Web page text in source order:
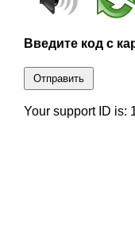
Введите код с
Отправить
Your support ID is: